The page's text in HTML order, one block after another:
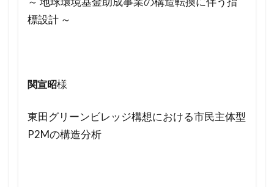
標設計 ～
関宣昭様
東田グリーンビレッジ構想における市民主体型
P2Mの構造分析